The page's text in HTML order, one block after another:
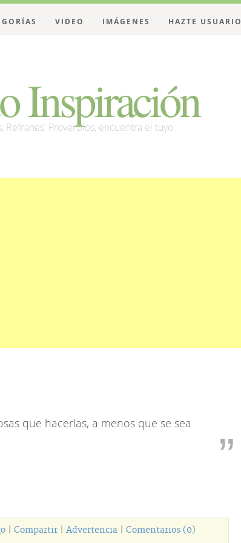
Inspiración
Refranes, Proverbios, encuentra el tuyo
VIDEO IMÁGENES HAZTE USUARIO
que hacerlas, a menos que se sea
Compartir Advertencia Comentarios (0)